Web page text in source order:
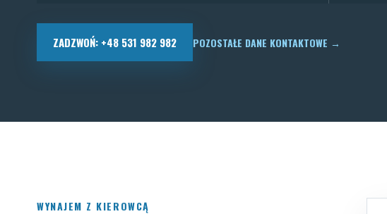
ZADZWOŃ: +48 531 982 982 POZOSTAŁE DANE KONTAKTOWE →
WYNAJEM Z KIEROWCĄ